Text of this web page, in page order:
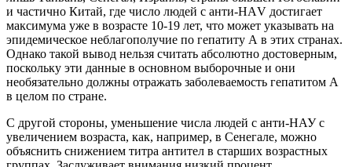
и частично Китай, где число людей с анти-НАV достигает
максимума уже в возрасте 10-19 лет, что может указывать на
эпидемическое неблагополучие по гепатиту А в этих странах.
Однако такой вывод нельзя считать абсолютно достоверным,
поскольку эти данные в основном выборочные и они
необязательно должны отражать заболеваемость гепатитом А
в целом по стране.
С другой стороны, уменьшение числа людей с анти-НАУ с
увеличением возраста, как, например, в Сенегале, можно
объяснить снижением титра антител в старших возрастных